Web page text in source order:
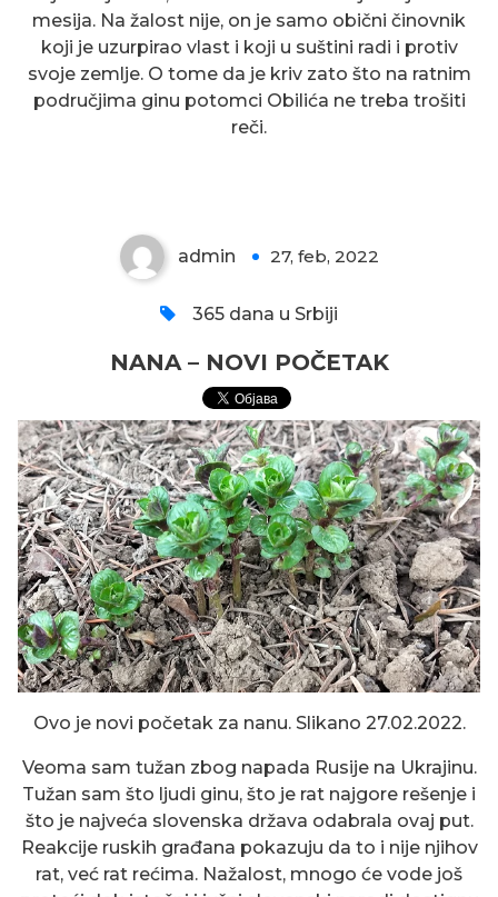
mesija. Na žalost nije, on je samo obični činovnik
koji je uzurpirao vlast i koji u suštini radi i protiv
svoje zemlje. O tome da je kriv zato što na ratnim
područjima ginu potomci Obilića ne treba trošiti
reči.
admin 27, feb, 2022
365 dana u Srbiji
NANA – NOVI POČETAK
Ovo je novi početak za nanu. Slikano 27.02.2022.
Veoma sam tužan zbog napada Rusije na Ukrajinu.
Tužan sam što ljudi ginu, što je rat najgore rešenje i
što je najveća slovenska država odabrala ovaj put.
Reakcije ruskih građana pokazuju da to i nije njihov
rat, već rat rećima. Nažalost, mnogo će vode još